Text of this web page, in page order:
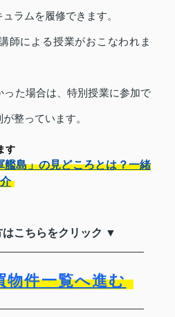
ラムを履修できます。
師による授業がおこなわれま
った場合は、特別授業に参加で
整っています。
す
艦島」の見どころとは？一緒
こちらをクリック ▼
物件一覧へ進む